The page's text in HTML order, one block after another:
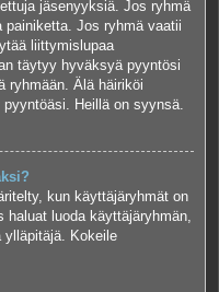
jäsenyyksiä. Jos ryhmä
Jos ryhmä vaatii
liittymislupaa
täytyy hyväksyä pyyntösi
ryhmään. Älä häiriköi
Heillä on syynsä.
kun käyttäjäryhmät on
luoda käyttäjäryhmän,
ylläpitäjä. Kokeile